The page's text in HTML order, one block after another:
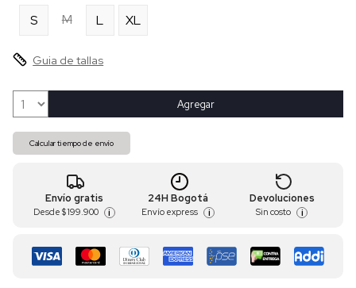
S
M L XL
Guia de tallas
Agregar
Calcular tiempo de envío
Envío gratis
Desde $ 199.900 i
24H Bogotá
Envío express i
Devoluciones
Sin costo i